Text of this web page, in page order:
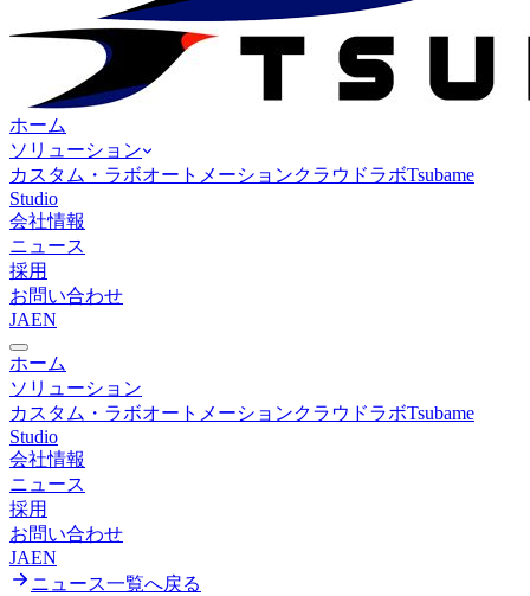
ホーム
ソリューション
カスタム・ラボオートメーションクラウドラボTsubame
Studio
会社情報
ニュース
採用
お問い合わせ
JAEN
ホーム
ソリューション
カスタム・ラボオートメーションクラウドラボTsubame
Studio
会社情報
ニュース
採用
お問い合わせ
JAEN
ニュース一覧へ戻る